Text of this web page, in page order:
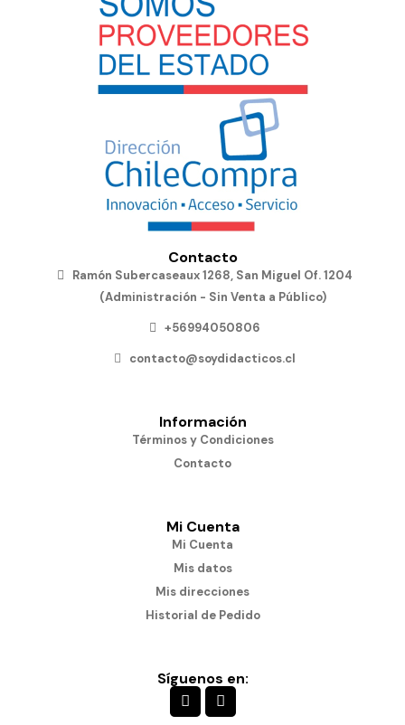
Contacto
Ramón Subercaseaux 1268, San Miguel Of. 1204
(Administración - Sin Venta a Público)
+56994050806
contacto@soydidacticos.cl
Información
Términos y Condiciones
Contacto
Mi Cuenta
Mi Cuenta
Mis datos
Mis direcciones
Historial de Pedido
Síguenos en: